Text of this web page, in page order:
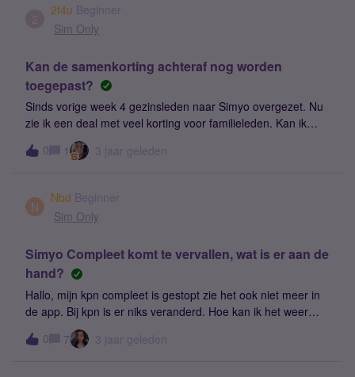
2f4u Beginner
Sim Only
Kan de samenkorting achteraf nog worden
toegepast?
Sinds vorige week 4 gezinsleden naar Simyo overgezet. Nu
zie ik een deal met veel korting voor familieleden. Kan ik
daar nog gebruik van maken?Admin: titel aangepast
vanwege vindbaarheid.
0 1 3 jaar geleden
N
Nbd Beginner
Sim Only
Simyo Compleet komt te vervallen, wat is er aan de
hand?
Hallo, mijn kpn compleet is gestopt zie het ook niet meer in
de app. Bij kpn is er niks veranderd. Hoe kan ik het weer
activeren zie het nergens staan in de app.
0 7 3 jaar geleden